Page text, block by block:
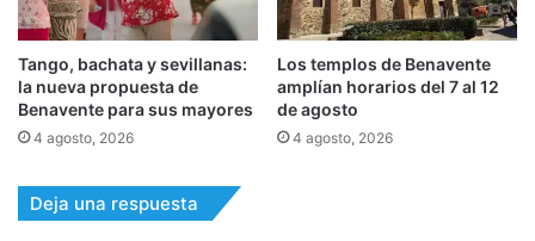
Tango, bachata y sevillanas:
la nueva propuesta de
Benavente para sus mayores
4 agosto, 2026
Los templos de Benavente
amplían horarios del 7 al 12
de agosto
4 agosto, 2026
Deja una respuesta